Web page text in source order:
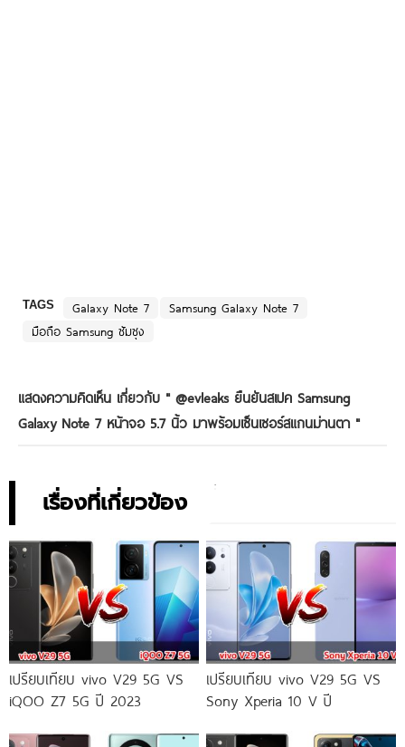
TAGS Galaxy Note 7
Samsung Galaxy Note 7
มือถือ Samsung ซัมซุง
แสดงความคิดเห็น เกี่ยวกับ " @evleaks ยืนยันสเปค Samsung
Galaxy Note 7 หน้าจอ 5.7 นิ้ว มาพร้อมเซ็นเซอร์สแกนม่านตา "
เรื่องที่เกี่ยวข้อง
เปรียบเทียบ vivo V29 5G VS
iQOO Z7 5G ปี 2023
เปรียบเทียบ vivo V29 5G VS
Sony Xperia 10 V ปี